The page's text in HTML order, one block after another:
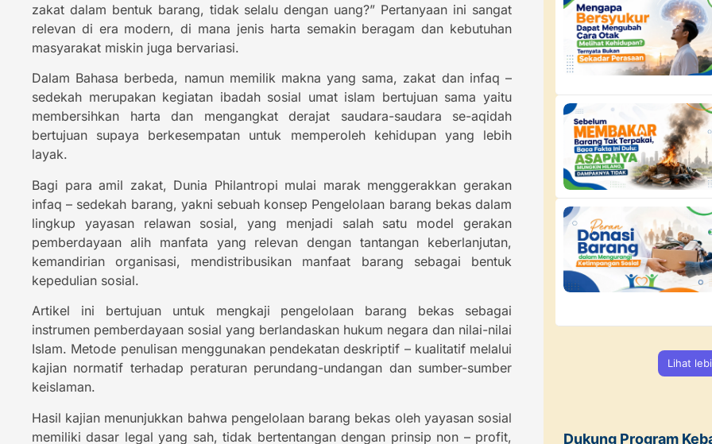
zakat dalam bentuk barang, tidak selalu dengan uang?” Pertanyaan ini sangat
relevan di era modern, di mana jenis harta semakin beragam dan kebutuhan
masyarakat miskin juga bervariasi.
Dalam Bahasa berbeda, namun memilik makna yang sama, zakat dan infaq –
sedekah merupakan kegiatan ibadah sosial umat islam bertujuan sama yaitu
membersihkan harta dan mengangkat derajat saudara-saudara se-aqidah
bertujuan supaya berkesempatan untuk memperoleh kehidupan yang lebih
layak.
Bagi para amil zakat, Dunia Philantropi mulai marak menggerakkan gerakan
infaq – sedekah barang, yakni sebuah konsep Pengelolaan barang bekas dalam
lingkup yayasan relawan sosial, yang menjadi salah satu model gerakan
pemberdayaan alih manfata yang relevan dengan tantangan keberlanjutan,
kemandirian organisasi, mendistribusikan manfaat barang sebagai bentuk
kepedulian sosial.
Artikel ini bertujuan untuk mengkaji pengelolaan barang bekas sebagai
instrumen pemberdayaan sosial yang berlandaskan hukum negara dan nilai-nilai
Islam. Metode penulisan menggunakan pendekatan deskriptif – kualitatif melalui
kajian normatif terhadap peraturan perundang-undangan dan sumber-sumber
keislaman.
Hasil kajian menunjukkan bahwa pengelolaan barang bekas oleh yayasan sosial
memiliki dasar legal yang sah, tidak bertentangan dengan prinsip non – profit,
Lihat
Dukung Program